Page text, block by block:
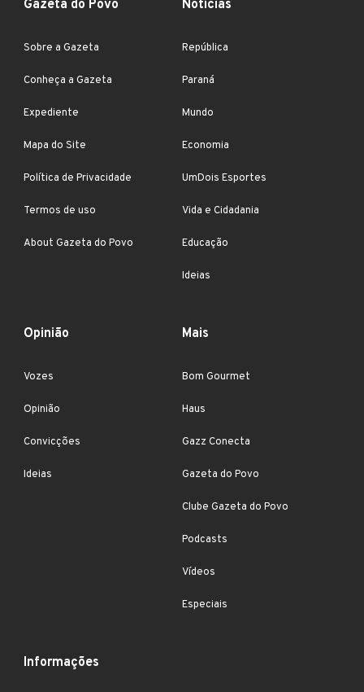
Gazeta do Povo
Sobre a Gazeta
Conheça a Gazeta
Expediente
Mapa do Site
Política de Privacidade
Termos de uso
About Gazeta do Povo
Notícias
República
Paraná
Mundo
Economia
UmDois Esportes
Vida e Cidadania
Educação
Ideias
Opinião
Vozes
Opinião
Convicções
Ideias
Mais
Bom Gourmet
Haus
Gazz Conecta
Gazeta do Povo
Clube Gazeta do Povo
Podcasts
Vídeos
Especiais
Informações